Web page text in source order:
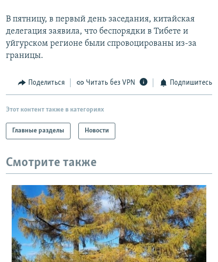
В пятницу, в первый день заседания, китайская
делегация заявила, что беспорядки в Тибете и
уйгурском регионе были спровоцированы из-за
границы.
Поделиться Читать без VPN Подпишитесь
Этот контент также в категориях
Главные разделы Новости
Смотрите также